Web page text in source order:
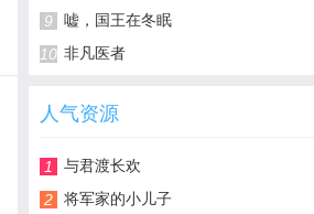
9
嘘，国王在冬眠
10 非凡医者
人气资源
1
与君渡长欢
2
将军家的小儿子